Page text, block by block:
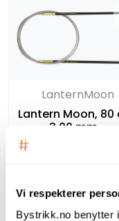
Vi respekterer
Bystrikk.no benytter
LanternMoon
Lantern Moon, 80
3.00 mm -